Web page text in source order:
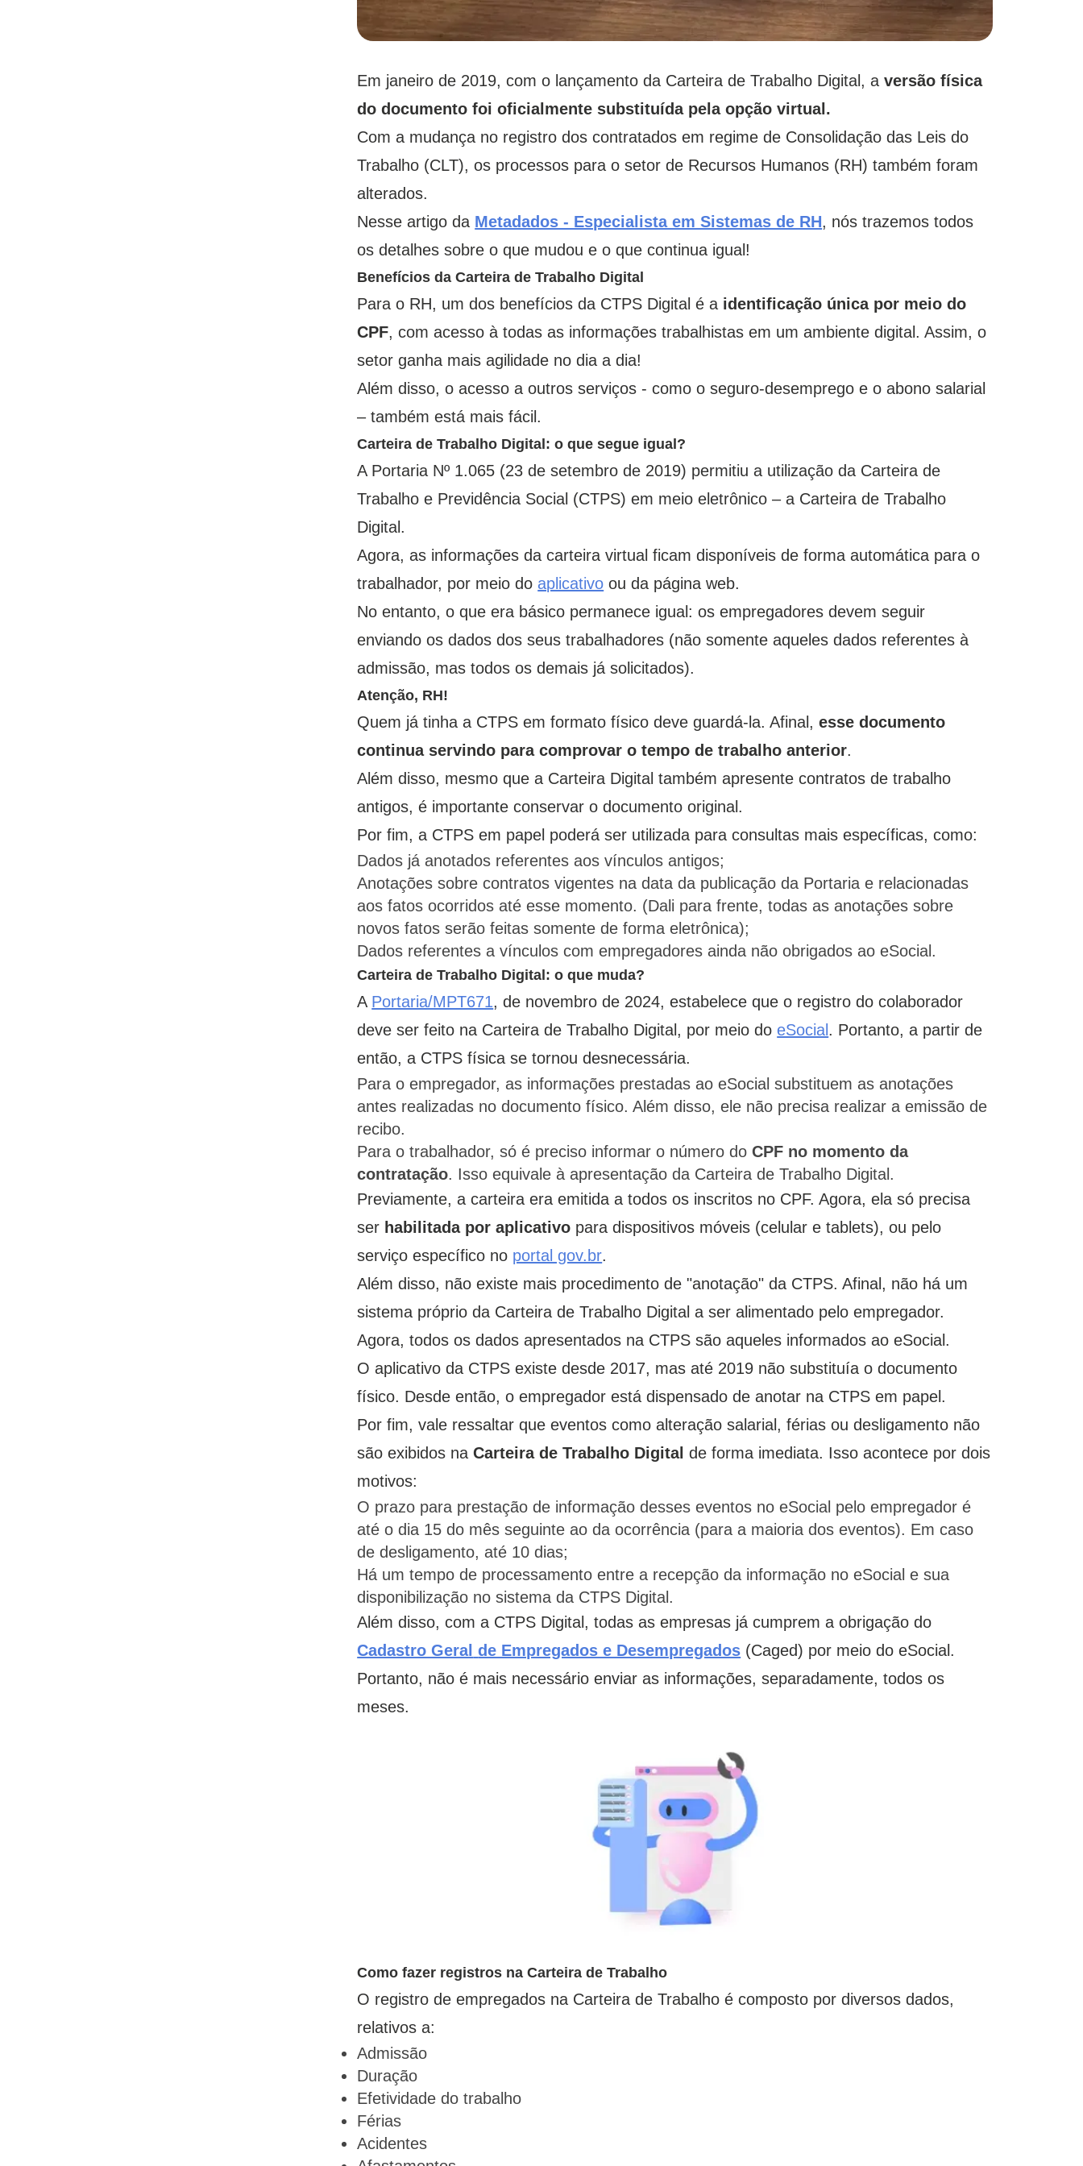
Em janeiro de 2019, com o lançamento da Carteira de Trabalho Digital, aversão física
do documento foi oficialmente substituída pela opção virtual.
Com a mudança no registro dos contratados em regime de Consolidação das Leis do
Trabalho (CLT), os processos para o setor de Recursos Humanos (RH) também foram
alterados.
Nesse artigo da Metadados - Especialista em Sistemas de RH, nós trazemos todos
os detalhes sobre o que mudou e o que continua igual!
Benefícios da Carteira de Trabalho Digital
Para o RH, um dos benefícios da CTPS Digital é a identificação única por meio do
CPF, com acesso à todas as informações trabalhistas em um ambiente digital. Assim, o
setor ganha mais agilidade no dia a dia!
Além disso, o acesso a outros serviços - como o seguro-desemprego e o abono salarial
– também está mais fácil.
Carteira de Trabalho Digital: o que segue igual?
A Portaria Nº 1.065 (23 de setembro de 2019) permitiu a utilização da Carteira de
Trabalho e Previdência Social (CTPS) em meio eletrônico – a Carteira de Trabalho
Digital.
Agora, as informações da carteira virtual ficam disponíveis de forma automática para o
trabalhador, por meio do aplicativo ou da página web.
No entanto, o que era básico permanece igual: os empregadores devem seguir
enviando os dados dos seus trabalhadores (não somente aqueles dados referentes à
admissão, mas todos os demais já solicitados).
Atenção, RH!
Quem já tinha a CTPS em formato físico deve guardá-la. Afinal,esse documento
continua servindo para comprovar o tempo de trabalho anterior.
Além disso, mesmo que a Carteira Digital também apresente contratos de trabalho
antigos, é importante conservar o documento original.
Por fim, a CTPS em papel poderá ser utilizada para consultas mais específicas, como:
Dados já anotados referentes aos vínculos antigos;
Anotações sobre contratos vigentes na data da publicação da Portaria e relacionadas
aos fatos ocorridos até esse momento. (Dali para frente, todas as anotações sobre
novos fatos serão feitas somente de forma eletrônica);
Dados referentes a vínculos com empregadores ainda não obrigados ao eSocial.
Carteira de Trabalho Digital: o que muda?
A Portaria/MPT671, de novembro de 2024, estabelece que o registro do colaborador
deve ser feito na Carteira de Trabalho Digital, por meio doeSocial . Portanto, a partir de
então, a CTPS física se tornou desnecessária.
Para o empregador, as informações prestadas ao eSocial substituem as anotações
antes realizadas no documento físico. Além disso, ele não precisa realizar a emissão de
recibo.
Para o trabalhador, só é preciso informar o número doCPF no momento da
contratação. Isso equivale à apresentação da Carteira de Trabalho Digital.
Previamente, a carteira era emitida a todos os inscritos no CPF. Agora, ela só precisa
ser habilitada por aplicativo para dispositivos móveis (celular e tablets), ou pelo
serviço específico no portal gov.br.
Além disso, não existe mais procedimento de "anotação" da CTPS. Afinal, não há um
sistema próprio da Carteira de Trabalho Digital a ser alimentado pelo empregador.
Agora, todos os dados apresentados na CTPS são aqueles informados ao eSocial.
O aplicativo da CTPS existe desde 2017, mas até 2019 não substituía o documento
físico. Desde então, o empregador está dispensado de anotar na CTPS em papel.
Por fim, vale ressaltar que eventos como alteração salarial, férias ou desligamento não
são exibidos naCarteira de Trabalho Digital de forma imediata. Isso acontece por dois
motivos:
O prazo para prestação de informação desses eventos no eSocial pelo empregador é
até o dia 15 do mês seguinte ao da ocorrência (para a maioria dos eventos). Em caso
de desligamento, até 10 dias;
Há um tempo de processamento entre a recepção da informação no eSocial e sua
disponibilização no sistema da CTPS Digital.
Além disso, com a CTPS Digital, todas as empresas já cumprem a obrigação do
Cadastro Geral de Empregados e Desempregados (Caged) por meio do eSocial.
Portanto, não é mais necessário enviar as informações, separadamente, todos os
meses.
Como fazer registros na Carteira de Trabalho
O registro de empregados na Carteira de Trabalho é composto por diversos dados,
relativos a:
Admissão
Duração
Efetividade do trabalho
Férias
Acidentes